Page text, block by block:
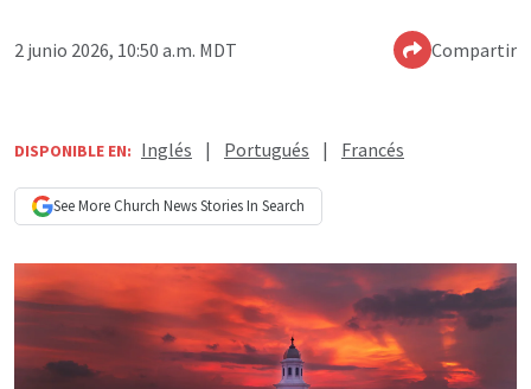
2 junio 2026, 10:50 a.m. MDT Compartir
DISPONIBLE EN: Inglés | Portugués | Francés
See More Church NewsStories In Search